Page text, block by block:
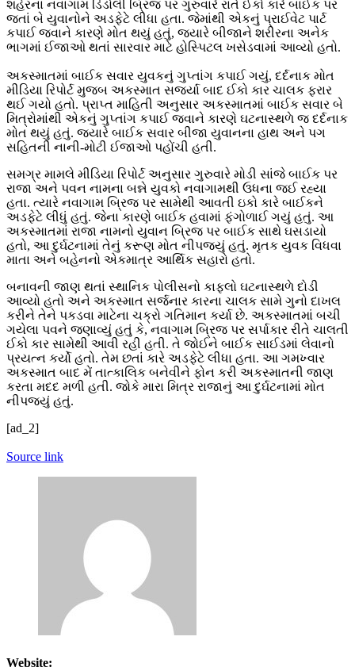
શહેરના નવાગામ ડિંડોલી બ્રિજ પર ગુરુવારે રાતે ઈકો કારે બાઈક પર
જતાં બે યુવાનોને અડફેટે લીધા હતા. જેમાંથી એકનું પ્રાઈવેટ પાર્ટ
કપાઈ જવાને કારણે મોત થયું હતું, જ્યારે બીજાને શરીરના અનેક
ભાગમાં ઈજાઓ થતાં સારવાર માટે હોસ્પિટલ ખસેડવામાં આવ્યો હતો.
અકસ્માતમાં બાઈક સવાર યુવકનું ગુપ્તાંગ કપાઈ ગયું, દર્દનાક મોત
મીડિયા રિપોર્ટ મુજબ અકસ્માત સર્જ્યા બાદ ઈકો કાર ચાલક ફરાર
થઈ ગયો હતો. પ્રાપ્ત માહિતી અનુસાર અકસ્માતમાં બાઈક સવાર બે
મિત્રોમાંથી એકનું ગુપ્તાંગ કપાઈ જવાને કારણે ઘટનાસ્થળે જ દર્દનાક
મોત થયું હતું. જ્યારે બાઈક સવાર બીજા યુવાનના હાથ અને પગ
સહિતની નાની-મોટી ઈજાઓ પહોંચી હતી.
સમગ્ર મામલે મીડિયા રિપોર્ટ અનુસાર ગુરુવારે મોડી સાંજે બાઈક પર
રાજા અને પવન નામના બન્ને યુવકો નવાગામથી ઉધના જઈ રહ્યા
હતા. ત્યારે નવાગામ બ્રિજ પર સામેથી આવતી ઇકો કારે બાઈકને
અડફેટે લીધું હતું. જેના કારણે બાઈક હવામાં ફંગોળાઈ ગયું હતું. આ
અકસ્માતમાં રાજા નામનો યુવાન બ્રિજ પર બાઈક સાથે ઘસડાયો
હતો, આ દુર્ઘટનામાં તેનું કરૂણ મોત નીપજ્યું હતું. મૃતક યુવક વિધવા
માતા અને બહેનનો એકમાત્ર આર્થિક સહારો હતો.
બનાવની જાણ થતાં સ્થાનિક પોલીસનો કાફલો ઘટનાસ્થળે દોડી
આવ્યો હતો અને અકસ્માત સર્જનાર કારના ચાલક સામે ગુનો દાખલ
કરીને તેને પકડવા માટેના ચક્રો ગતિમાન કર્યા છે. અકસ્માતમાં બચી
ગયેલા પવને જણાવ્યું હતું કે, નવાગામ બ્રિજ પર સર્પાકાર રીતે ચાલતી
ઈકો કાર સામેથી આવી રહી હતી. તે જોઈને બાઈક સાઈડમાં લેવાનો
પ્રયત્ન કર્યો હતો. તેમ છતાં કારે અડફેટે લીધા હતા. આ ગમખ્વાર
અકસ્માત બાદ મેં તાત્કાલિક બનેવીને ફોન કરી અકસ્માતની જાણ
કરતા મદદ મળી હતી. જોકે મારા મિત્ર રાજાનું આ દુર્ઘટનામાં મોત
નીપજ્યું હતું.
[ad_2]
Source link
Website: